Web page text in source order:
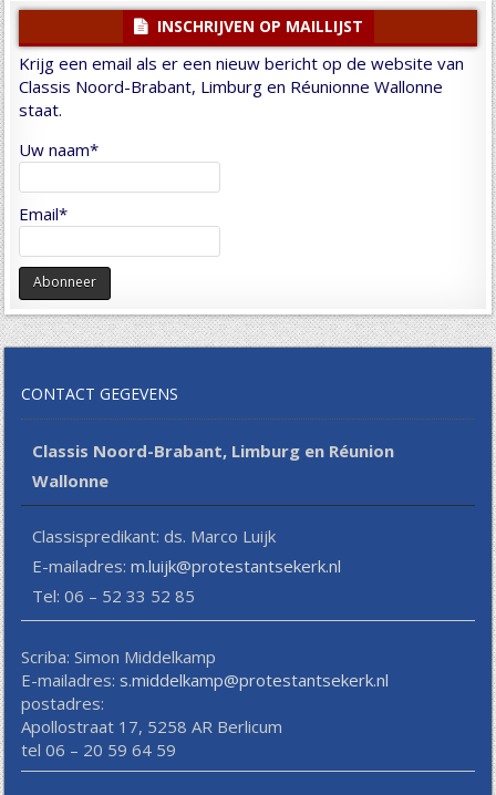
INSCHRIJVEN OP MAILLIJST
Krijg een email als er een nieuw bericht op de website van
Classis Noord-Brabant, Limburg en Réunionne Wallonne
staat.
Uw naam*
Email*
CONTACT GEGEVENS
Classis Noord-Brabant, Limburg en Réunion
Wallonne
Classispredikant: ds. Marco Luijk
E-mailadres:m.luijk@protestantsekerk.nl
Tel: 06 – 52 33 52 85
Scriba: Simon Middelkamp
E-mailadres: s.middelkamp@protestantsekerk.nl
postadres:
Apollostraat 17, 5258 AR Berlicum
tel 06 – 20 59 64 59